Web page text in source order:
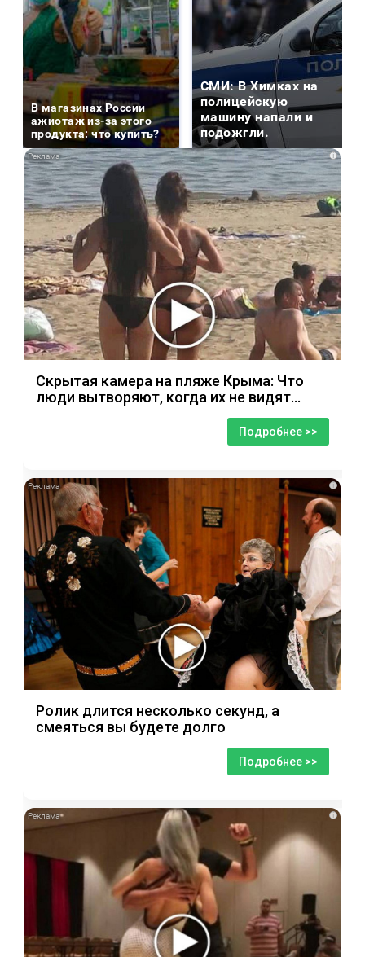
В магазинах России
ажиотаж из-за этого
продукта: что купить?
СМИ: В Химках на
полицейскую
машину напали и
подожгли.
i
Скрытая камера на пляже Крыма: Что
люди вытворяют, когда их не видят...
Подробнее >>
i
Ролик длится несколько секунд, а
смеяться вы будете долго
Подробнее >>
i